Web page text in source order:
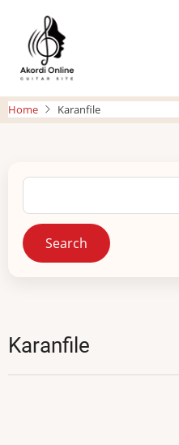
main
content
Home Karanfile
Search
Karanfile